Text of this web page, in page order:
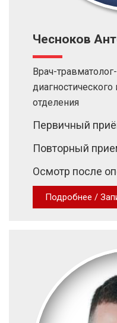
Чесноков
Врач-
диагностического
отделения
Первичный
Повторный
Осмотр после
Подробнее /